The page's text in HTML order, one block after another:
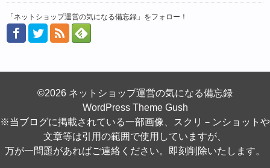
「ネットショップ運営の気になる備忘録」をフォロー！
©2026 ネットショップ運営の気になる備忘録
WordPress Theme Gush
※当ブログに掲載されている一部画像、スクリ－ンショットや
文章等は引用の範囲で使用していますが、
万が一問題があればご連絡ください。即刻削除いたします。